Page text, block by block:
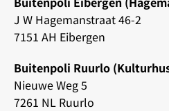
J W Hagemanstraat 46-2
7151 AH Eibergen
Buitenpoli Ruurlo
Nieuwe Weg 5
7261 NL Ruurlo